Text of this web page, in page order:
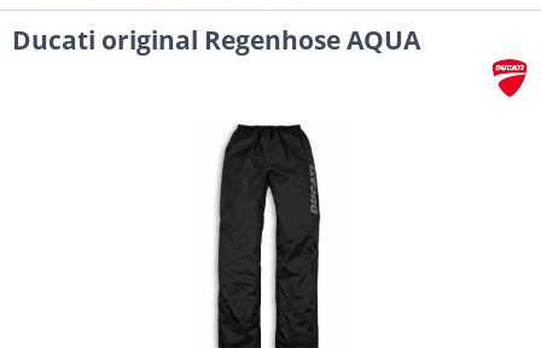
Ducati original Regenhose AQUA